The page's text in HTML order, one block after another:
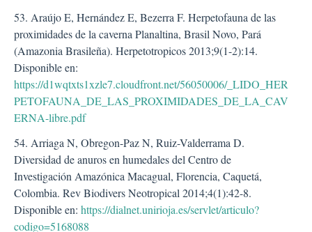
53. Araújo E, Hernández E, Bezerra F. Herpetofauna de las
proximidades de la caverna Planaltina, Brasil Novo, Pará
(Amazonia Brasileña). Herpetotropicos 2013;9(1-2):14.
Disponible en:
https://d1wqtxts1xzle7.cloudfront.net/56050006/_LIDO_HER
PETOFAUNA_DE_LAS_PROXIMIDADES_DE_LA_CAV
ERNA-libre.pdf
54. Arriaga N, Obregon-Paz N, Ruiz-Valderrama D.
Diversidad de anuros en humedales del Centro de
Investigación Amazónica Macagual, Florencia, Caquetá,
Colombia. Rev Biodivers Neotropical 2014;4(1):42-8.
Disponible en: https://dialnet.unirioja.es/servlet/articulo?
codigo=5168088